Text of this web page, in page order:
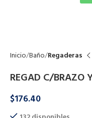
Inicio Baño Regaderas
REGAD C/BRAZO
$176.40